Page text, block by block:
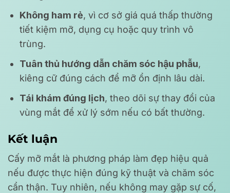
Không ham rẻ, vì cơ sở giá quá thấp thường
tiết kiệm mỡ, dụng cụ hoặc quy trình vô
trùng.
Tuân thủ hướng dẫn chăm sóc hậu phẫu,
kiêng cữ đúng cách để mỡ ổn định lâu dài.
Tái khám đúng lịch, theo dõi sự thay đổi của
vùng mắt để xử lý sớm nếu có bất thường.
Kết luận
Cấy mỡ mắt là phương pháp làm đẹp hiệu quả
nếu được thực hiện đúng kỹ thuật và chăm sóc
cẩn thận. Tuy nhiên, nếu không may gặp sự cố,